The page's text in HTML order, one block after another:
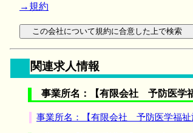
→規約
関連求人情報
事業所名：【有限会社 予防医学
事業所名：【有限会社 予防医学福祉